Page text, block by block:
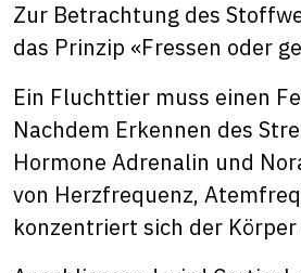
Zur Betrachtung des
das Prinzip «Fressen oder
Ein Fluchttier muss einen
Nachdem Erkennen des
Hormone Adrenalin und
von Herzfrequenz,
konzentriert sich der